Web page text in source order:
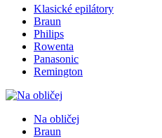
Klasické epilátory
Braun
Philips
Rowenta
Panasonic
Remington
Na obličej
Braun